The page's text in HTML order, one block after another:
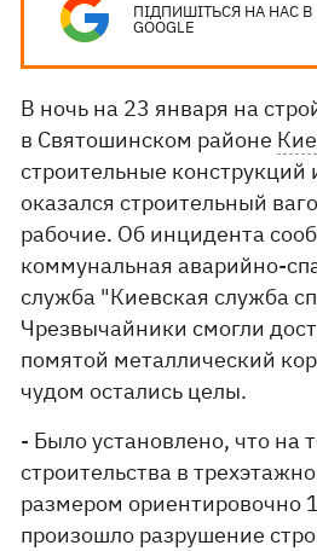
ПІДПИШІТЬСЯ НА НАС В
GOOGLE
В ночь на 23 января на
в Святошинском районе
строительные конструкций
оказался строительный
рабочие. Об инцидента
коммунальная аварийно-
служба "Киевская служба
Чрезвычайники смогли
помятой металлический
чудом остались целы.
- Было установлено, что на
строительства в
размером ориентировочно
произошло разрушение